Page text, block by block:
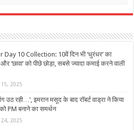
10 Collection: 10वें दिन भी ‘धुरंधर’ का
‘छावा’ को पीछे छोड़ा, सबसे ज्यादा कमाई करने वाली
2025
उठ रही…’, इमरान मसूद के बाद रॉबर्ट वाड्रा ने किया
PM बनाने का समर्थन
2025